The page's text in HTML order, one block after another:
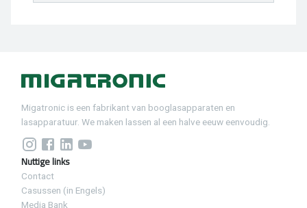
Migatronic is een fabrikant van booglasapparaten en
lasapparatuur. We maken lassen al een halve eeuw eenvoudig.
Nuttige links
Contact
Casussen (in Engels)
Media Bank